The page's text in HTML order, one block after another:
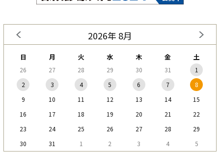
2026年 8月
日 月 火 水 木 金 土
26 27 28 29 30 31
1
2
3 4 5 6 7
8
9
10 11 12 13 14
15
16
17 18 19 20 21
22
23
24 25 26 27 28
29
30
31 1 2 3 4 5